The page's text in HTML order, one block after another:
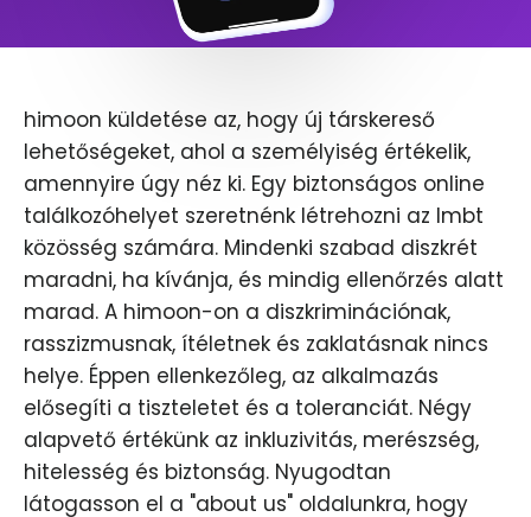
himoon küldetése az, hogy új társkereső
lehetőségeket, ahol a személyiség értékelik,
amennyire úgy néz ki. Egy biztonságos online
találkozóhelyet szeretnénk létrehozni az lmbt
közösség számára. Mindenki szabad diszkrét
maradni, ha kívánja, és mindig ellenőrzés alatt
marad. A himoon-on a diszkriminációnak,
rasszizmusnak, ítéletnek és zaklatásnak nincs
helye. Éppen ellenkezőleg, az alkalmazás
elősegíti a tiszteletet és a toleranciát. Négy
alapvető értékünk az inkluzivitás, merészség,
hitelesség és biztonság. Nyugodtan
látogasson el a "about us" oldalunkra, hogy